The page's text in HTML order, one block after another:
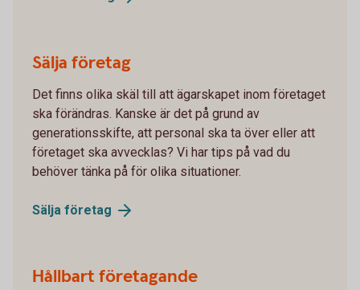
Sälja företag
Det finns olika skäl till att ägarskapet inom företaget
ska förändras. Kanske är det på grund av
generationsskifte, att personal ska ta över eller att
företaget ska avvecklas? Vi har tips på vad du
behöver tänka på för olika situationer.
Sälja företag
Hållbart företagande